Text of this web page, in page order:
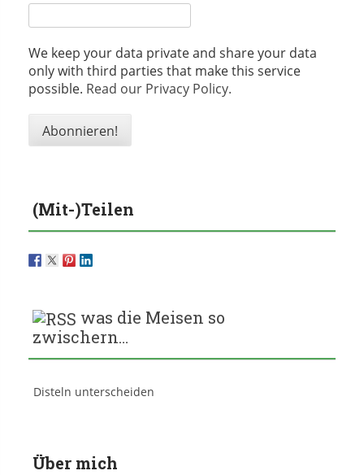
We keep your data private and share your data
only with third parties that make this service
possible. Read our Privacy Policy.
(Mit-)Teilen
was die Meisen so
zwischern…
Disteln unterscheiden
Über mich